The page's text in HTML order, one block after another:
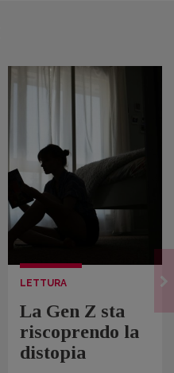
LETTURA
La Gen Z sta
riscoprendo la
distopia